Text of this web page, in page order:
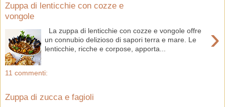
Zuppa di lenticchie con cozze e
vongole
›
La zuppa di lenticchie con cozze e vongole offre
un connubio delizioso di sapori terra e mare. Le
lenticchie, ricche e corpose, apporta...
11 commenti:
Zuppa di zucca e fagioli